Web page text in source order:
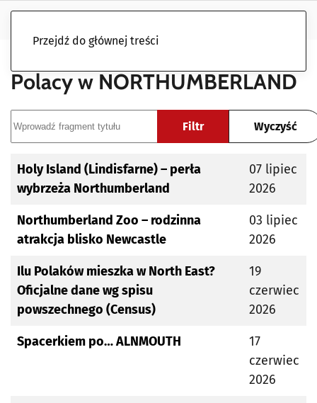
Przejdź do głównej treści
Polacy w NORTHUMBERLAND
Filtr Wyczyść
Tytuł Data publikacji
Holy Island (Lindisfarne) – perła
wybrzeża Northumberland
07 lipiec
2026
Northumberland Zoo – rodzinna
atrakcja blisko Newcastle
03 lipiec
2026
Ilu Polaków mieszka w North East?
Oficjalne dane wg spisu
powszechnego (Census)
19
czerwiec
2026
Spacerkiem po… ALNMOUTH
17
czerwiec
2026